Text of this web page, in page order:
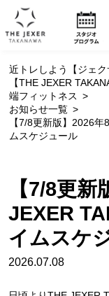
近トレしよう【ジェク
【THE JEXER
端フィットネス
お知らせ一覧
【7/8更新版】2026
ムスケジュール
【7/8更
JEXER
イムスケ
2026.07.08